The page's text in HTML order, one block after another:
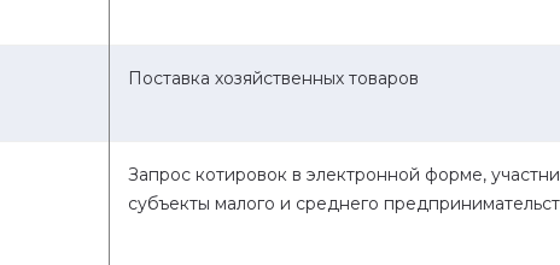
Поставка хозяйственных товаров
Запрос котировок в электронной форме,
субъекты малого и среднего